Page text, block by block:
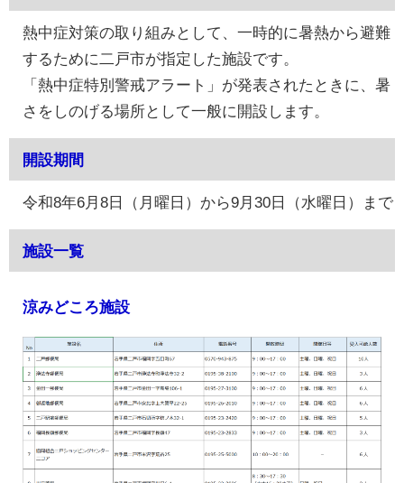
熱中症対策の取り組みとして、一時的に暑熱から避難
するために二戸市が指定した施設です。
「熱中症特別警戒アラート」が発表されたときに、暑
さをしのげる場所として一般に開設します。
開設期間
令和8年6月8日（月曜日）から9月30日（水曜日）まで
施設一覧
涼みどころ施設